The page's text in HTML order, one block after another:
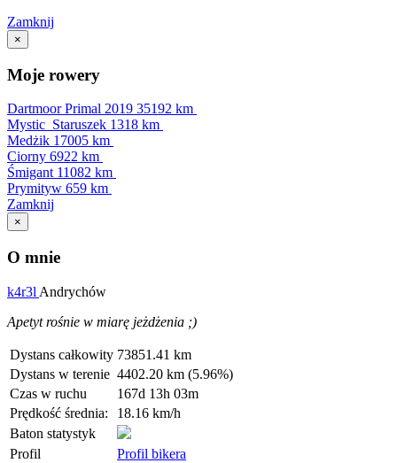
Zamknij
×
Moje rowery
Dartmoor Primal 2019 35192 km
Mystic_Staruszek 1318 km
Medżik 17005 km
Ciorny 6922 km
Śmigant 11082 km
Prymityw 659 km
Zamknij
×
O mnie
k4r3l Andrychów
Apetyt rośnie w miarę jeżdżenia ;)
Dystans całkowity 73851.41 km
Dystans w terenie 4402.20 km (5.96%)
Czas w ruchu
167d 13h 03m
Prędkość średnia:
18.16 km/h
Baton statystyk
Profil
Profil bikera